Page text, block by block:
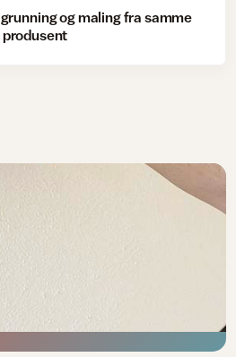
og maling fra samme
produsent